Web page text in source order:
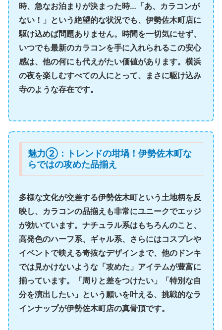
時、急なお泊まりが決まった時…「あ、カラコンが
ない！」という絶望的な状況でも、伊勢佐木町店に
駆け込めば問題ありません。時間を一切気にせず、
いつでも最新のカラコンを手に入れられるこの安心
感は、他の何にも代えがたい価値があります。横浜
の夜を楽しむすべての人にとって、まさに駆け込み
寺のような存在です。
魅力②：トレンドの坩堝！伊勢佐木町な
らではの攻めた品揃え
多様な文化が交差する伊勢佐木町という土地柄を反
映し、カラコンの品揃えも非常にユニークでエッジ
が効いています。ナチュラル系はもちろんのこと、
高発色のハーフ系、ギャル系、さらにはコスプレや
イベントで映える奇抜なデザインまで、他のドンキ
では見かけないような「攻めた」アイテムが豊富に
揃っています。「周りと差をつけたい」「特別な自
分を演出したい」という願いを叶える、挑戦的なラ
インナップが伊勢佐木町店の真骨頂です。